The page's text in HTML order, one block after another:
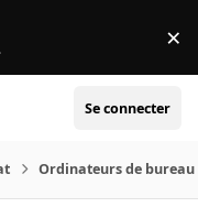
. ×
Se connecter
Ordinateurs de bureau